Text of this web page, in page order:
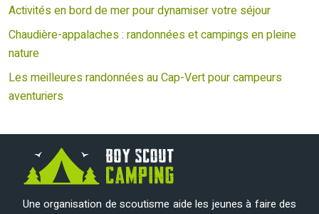
Activités en bord de mer pour dynamiser votre séjour
Chaudière-appalaches : randonnées et campings en pleine
nature
Les meilleures randonnées au Cap-Vert pour campeurs
aventuriers
Une organisation de scoutisme aide les jeunes à faire des